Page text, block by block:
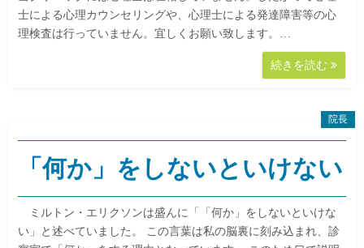
士による心理カウンセリングや、心理士による発達障害等の心
理検査は行っていません。宜しくお願い致します。…
続きを読む
「何か」をしないといけない
ミルトン・エリクソンは盛んに「「何か」をしないといけな
い」と述べていました。 この言葉は私の脳裏に刻み込まれ、診
院長